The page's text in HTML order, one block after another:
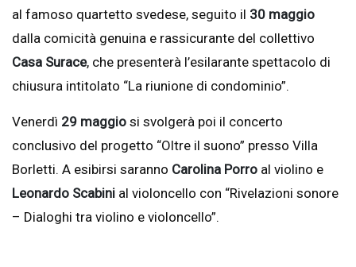
al famoso quartetto svedese, seguito il 30 maggio
dalla comicità genuina e rassicurante del collettivo
Casa Surace, che presenterà l’esilarante spettacolo di
chiusura intitolato “La riunione di condominio”.
Venerdì 29 maggio si svolgerà poi il concerto
conclusivo del progetto “Oltre il suono” presso Villa
Borletti. A esibirsi saranno Carolina Porro al violino e
Leonardo Scabini al violoncello con “Rivelazioni sonore
– Dialoghi tra violino e violoncello”.